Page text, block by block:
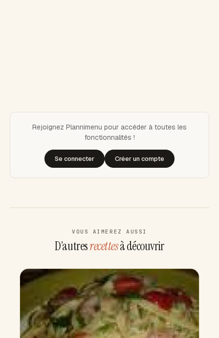
Rejoignez Plannimenu pour accéder à toutes les
fonctionnalités !
Se connecter Créer un compte
VOUS AIMEREZ AUSSI
D’autresrecettesà découvrir